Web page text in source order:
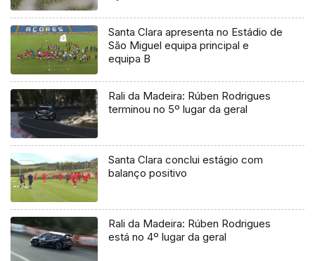
Santa Clara apresenta no Estádio de
São Miguel equipa principal e
equipa B
Rali da Madeira: Rúben Rodrigues
terminou no 5º lugar da geral
Santa Clara conclui estágio com
balanço positivo
Rali da Madeira: Rúben Rodrigues
está no 4º lugar da geral